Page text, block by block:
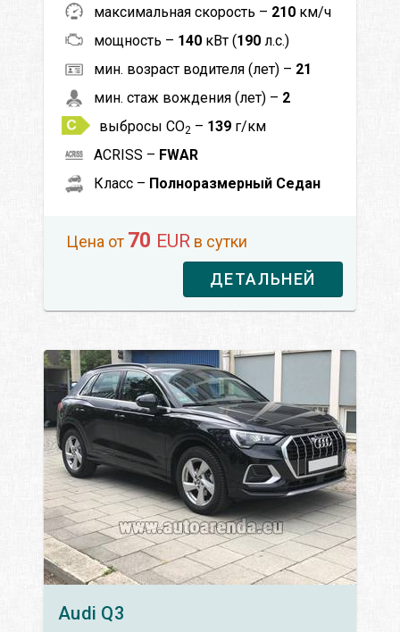
максимальная скорость – 210 км/ч
мощность – 140 кВт (190 л.с.)
мин. возраст водителя (лет) – 21
мин. стаж вождения (лет) – 2
выбросы CO2 – 139 г/км
ACRISS – FWAR
Класс – Полноразмерный Седан
Цена от 70 EUR в сутки
ДЕТАЛЬНЕЙ
Audi Q3